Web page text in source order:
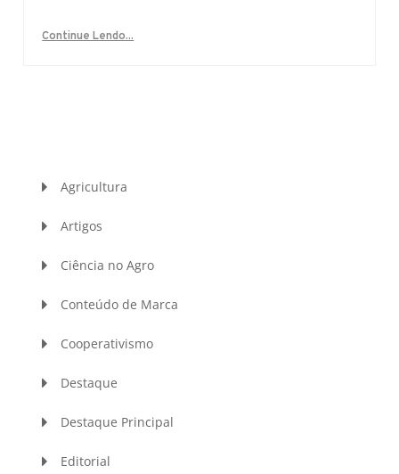
Continue Lendo...
Agricultura
Artigos
Ciência no Agro
Conteúdo de Marca
Cooperativismo
Destaque
Destaque Principal
Editorial